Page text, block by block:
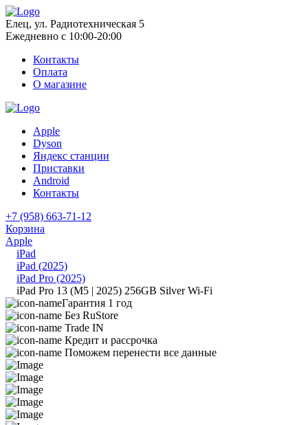
Елец, ул. Радиотехническая 5
Ежедневно с 10:00-20:00
Контакты
Оплата
О магазине
Apple
Dyson
Яндекс станции
Приставки
Android
Контакты
+7 (958) 663-71-12
Корзина
Apple
iPad
iPad (2025)
iPad Pro (2025)
iPad Pro 13 (M5 | 2025) 256GB Silver Wi-Fi
Гарантия 1 год
Без RuStore
Trade IN
Кредит и рассрочка
Поможем перенести все данные